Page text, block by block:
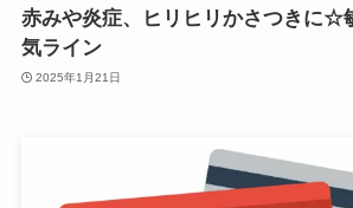
赤みや炎症、ヒリヒリかさつきに☆
気ライン
2025年1月21日